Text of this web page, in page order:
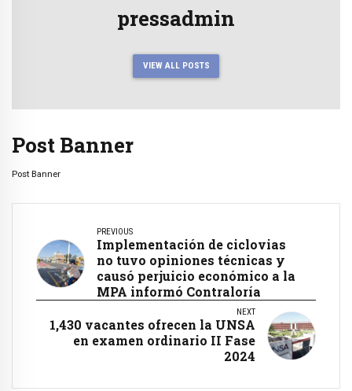
pressadmin
VIEW ALL POSTS
Post Banner
Post Banner
PREVIOUS
Implementación de ciclovias
no tuvo opiniones técnicas y
causó perjuicio económico a la
MPA informó Contraloría
NEXT
1,430 vacantes ofrecen la UNSA
en examen ordinario II Fase
2024